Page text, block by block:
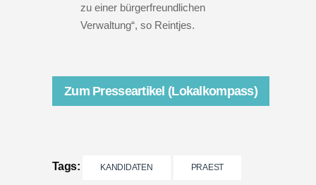
zu einer bürgerfreundlichen
Verwaltung“, so Reintjes.
Zum Presseartikel (Lokalkompass)
Tags: KANDIDATEN PRAEST